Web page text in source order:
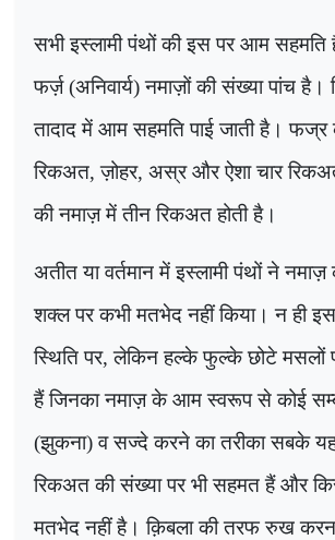
सभी इस्लामी पंथों की इस पर आम सहमति
फर्ज़ (अनिवार्य) नमाज़ों की संख्या पांच
तादाद में आम सहमति पाई जाती है। फज्र
रिकअत,ज़ोहर, अस्र और ऐशा चार
की नमाज़ में तीन रिकअत होती है।
अतीत या वर्तमान में इस्लामी पंथों ने नमाज़
शक्ल पर कभी मतभेद नहीं किया। न ही
स्थिति पर,लेकिन हल्के फुल्के छोटे मसलों
हैं जिनका नमाज़ के आम स्वरूप से कोई
(झुकना) व सज्दे करने का तरीका सबके
रिकअत की संख्या पर भी सहमत हैं और
मतभेद नहीं है। क़िबला की तरफ रुख करना